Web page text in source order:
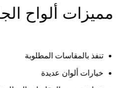
مميزات ألواح
تنفذ بالمقاسات المطلوبة
خيارات ألوان عديدة